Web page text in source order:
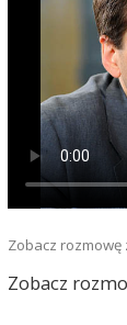
Zobacz rozmowę
Zobacz